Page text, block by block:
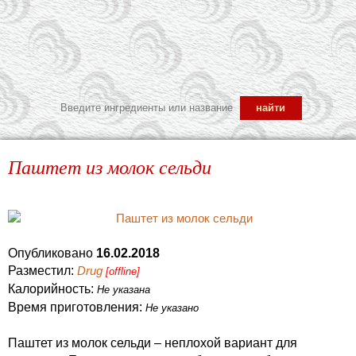
Паштет из молок сельди
Опубликовано 16.02.2018
Разместил: Drug [offline]
Калорийность: Не указана
Время приготовления: Не указано
Паштет из молок сельди – неплохой вариант для